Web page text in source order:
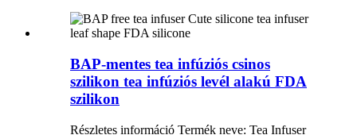
BAP-mentes tea infúziós csinos
szilikon tea infúziós levél alakú FDA
szilikon
Részletes információ Termék neve: Tea Infuser